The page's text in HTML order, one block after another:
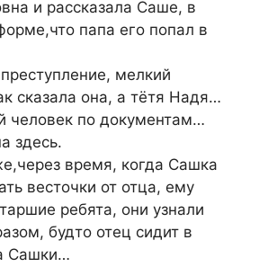
и рассказала Саше, в
папа его попал в
мелкий
сказала она, а тётя Надя…
человек по документам…
здесь.
время, когда Сашка
весточки от отца, ему
ребята, они узнали
будто отец сидит в
Сашки…